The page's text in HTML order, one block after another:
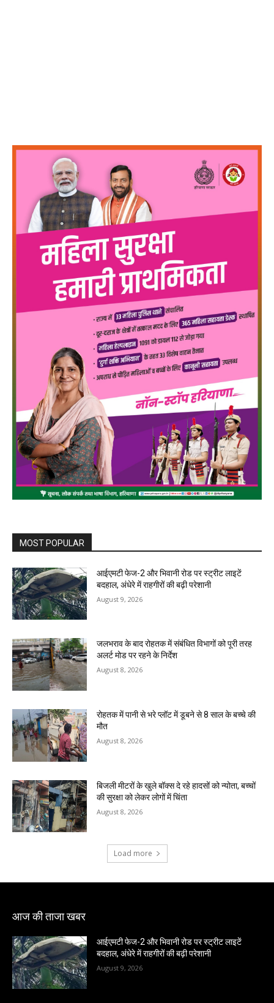
MOST POPULAR
आईएमटी फेज-2 और भिवानी रोड पर स्ट्रीट लाइटें
बदहाल, अंधेरे में राहगीरों की बढ़ी परेशानी
August 9, 2026
जलभराव के बाद रोहतक में संबंधित विभागों को पूरी तरह
अलर्ट मोड पर रहने के निर्देश
August 8, 2026
रोहतक में पानी से भरे प्लॉट में डूबने से 8 साल के बच्चे की
मौत
August 8, 2026
बिजली मीटरों के खुले बॉक्स दे रहे हादसों को न्योता, बच्चों
की सुरक्षा को लेकर लोगों में चिंता
August 8, 2026
Load more
आज की ताजा खबर
आईएमटी फेज-2 और भिवानी रोड पर स्ट्रीट लाइटें
बदहाल, अंधेरे में राहगीरों की बढ़ी परेशानी
August 9, 2026